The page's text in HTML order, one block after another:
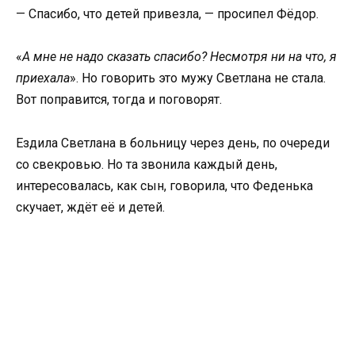
— Спасибо, что детей привезла, — просипел Фёдор.
«А мне не надо сказать спасибо? Несмотря ни на что, я
приехала». Но говорить это мужу Светлана не стала.
Вот поправится, тогда и поговорят.
Ездила Светлана в больницу через день, по очереди
со свекровью. Но та звонила каждый день,
интересовалась, как сын, говорила, что Феденька
скучает, ждёт её и детей.